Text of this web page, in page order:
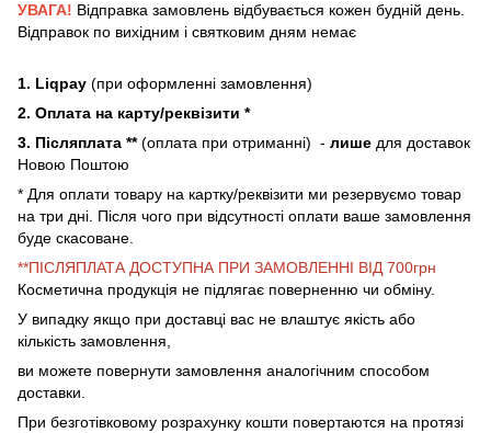
УВАГА! Відправка замовлень відбувається кожен будній день.
Відправок по вихідним і святковим дням немає
1. Liqpay (при оформленні замовлення)
2. Оплата на карту/реквізити *
3. Післяплата **(оплата при отриманні) - лише для доставок
Новою Поштою
* Для оплати товару на картку/реквізити ми резервуємо товар
на три дні. Після чого при відсутності оплати ваше замовлення
буде скасоване.
**ПІСЛЯПЛАТА ДОСТУПНА ПРИ ЗАМОВЛЕННІ ВІД 700грн
Косметична продукція не підлягає поверненню чи обміну.
У випадку якщо при доставці вас не влаштує якість або
кількість замовлення,
ви можете повернути замовлення аналогічним способом
доставки.
При безготівковому розрахунку кошти повертаются на протязі